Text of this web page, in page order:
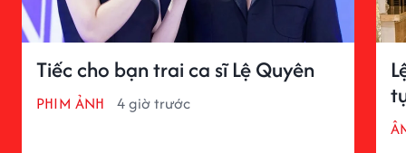
Tiếc cho bạn trai ca sĩ Lệ Quyên
PHIM ẢNH 4 giờ trước